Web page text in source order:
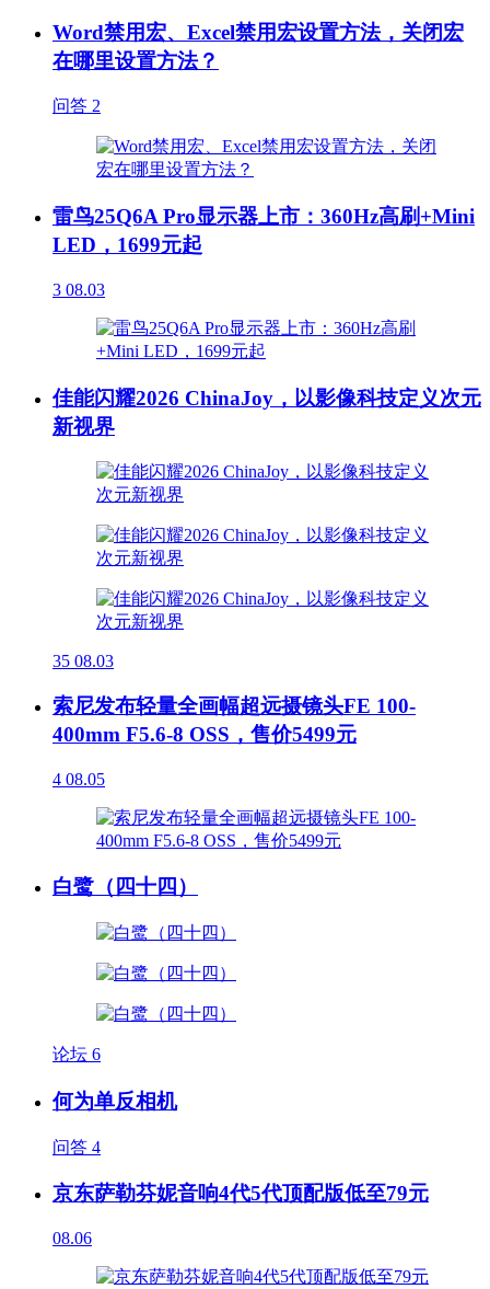
Word禁用宏、Excel禁用宏设置方法，关闭宏
在哪里设置方法？
问答 2
雷鸟25Q6A Pro显示器上市：360Hz高刷+Mini
LED，1699元起
3 08.03
佳能闪耀2026 ChinaJoy，以影像科技定义次元
新视界
35 08.03
索尼发布轻量全画幅超远摄镜头FE 100-
400mm F5.6-8 OSS，售价5499元
4 08.05
白鹭（四十四）
论坛 6
何为单反相机
问答 4
京东萨勒芬妮音响4代5代顶配版低至79元
08.06